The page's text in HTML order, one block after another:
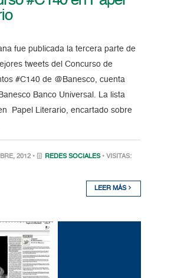
fue publicada la tercera parte de
tweets del Concurso de
#C140 de @Banesco, cuenta
Banco Universal. La lista
Papel Literario, encartado sobre
2012 • REDES SOCIALES • VISITAS:
LEER MÁS